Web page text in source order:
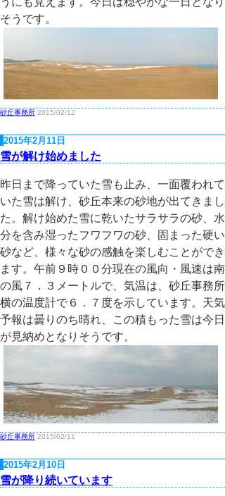
そうです。
砂丘事務所 2015/02/12
2015年2月11日
雪が解け始めました
昨日まで降っていた雪も止み、一面覆われて
いた雪は解け、砂丘本来の砂地が出てきまし
た。解け始めた雪に乾いたサラサラの砂、水
分を含み湿ったフワフワの砂、固まった硬い
砂など、様々な砂の感触を楽しむことができ
ます。午前９時００分現在の風向・風速は南
の風７．３メートルで、気温は、砂丘事務所
横の温度計で６．７度を示しています。天気
予報は曇りのち晴れ、この積もった雪は今日
が見納めとなりそうです。
砂丘事務所 2015/02/11
2015年2月10日
雪が降り続いています